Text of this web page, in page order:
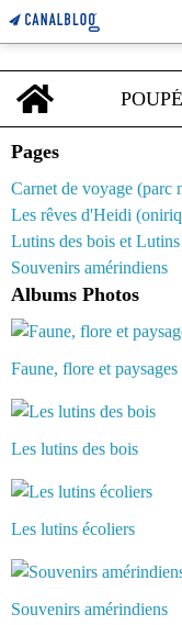
Home
Pages
Carnet de voyage (parc
Les rêves d'Heidi
Lutins des bois et
Souvenirs amérindiens
Albums Photos
Faune, flore et paysages
Les lutins des bois
Les lutins écoliers
Souvenirs amérindiens